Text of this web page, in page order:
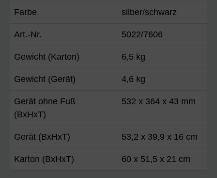
Farbe silber/schwarz
Art.-Nr. 5022/7606
Gewicht (Karton) 6,5 kg
Gewicht (Gerät) 4,6 kg
Gerät ohne Fuß
(BxHxT)
532 x 364 x 43 mm
Gerät (BxHxT) 53,2 x 39,9 x 16 cm
Karton (BxHxT) 60 x 51,5 x 21 cm